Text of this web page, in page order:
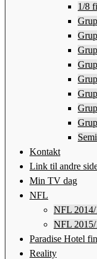
1/8
Kontakt
Link til andre
Min TV dag
NFL
NFL
NFL
Paradise Hotel
Reality